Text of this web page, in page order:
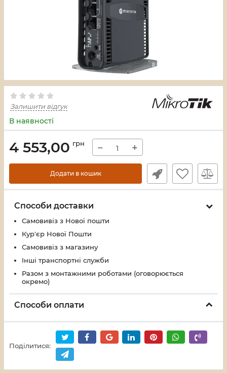
Залишити відгук
В наявності
4 553,00 грн − +
Додати в кошик
Способи доставки
Самовивіз з Нової пошти
Кур'єр Нової Пошти
Самовивіз з магазину
Інші транспортні служби
Разом з монтажними роботами (оговорюється
окремо)
Способи оплати
Поділитися: